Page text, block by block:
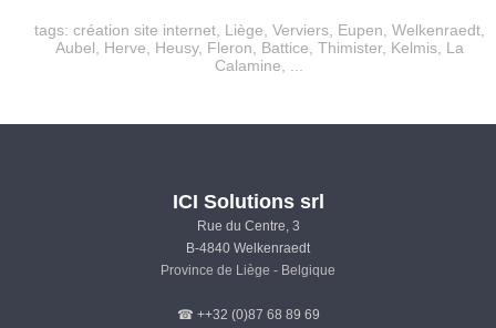
tags: création site internet, Liège Verviers, Eupen Welkenraedt,
Aubel
Herve Heusy, Fleron Battice Thimister, Kelmis, La
Calamine
ICI Solutions srl
Rue du Centre, 3
B-4840 Welkenraedt
Province de Liège - Belgique
☎ ++32 (0)87 68 89 69